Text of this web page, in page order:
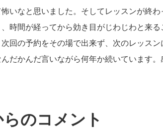
いなと思いました。そしてレッスンが終
時間が経ってから効き目がじわじわと来る
回の予約をその場で出来ず、次のレッス
だかんだ言いながら何年か続いています。
のコメント